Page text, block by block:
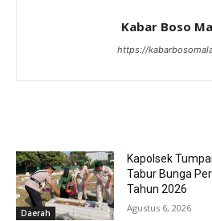
Kabar Boso
https://
Daerah
Kapolsek
Tabur Bunga
Tahun 2026
Agustus 6, 2026